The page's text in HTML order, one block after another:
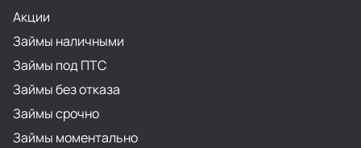
Акции
Займы наличными
Займы под ПТС
Займы без отказа
Займы срочно
Займы моментально